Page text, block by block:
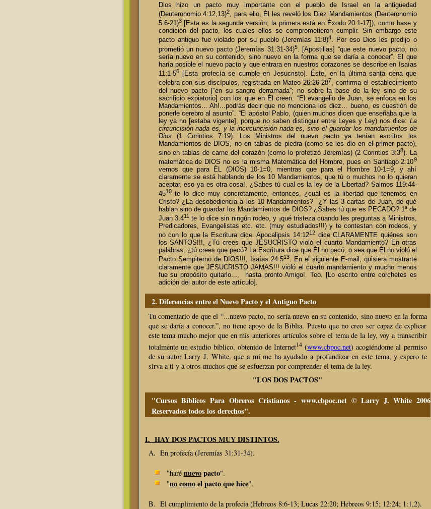
Dios hizo un pacto muy importante con el pueblo de Israel en la antigüedad
(Deuteronomio 4:12,13)2, para ello, Él les reveló los Diez Mandamientos (Deuteronomio
5:6-21)3[Esta es la segunda versión; la primera está en Éxodo 20:1-17]), como base y
condición del pacto, los cuales ellos se comprometieron cumplir. Sin embargo este
pacto antiguo fue violado por su pueblo (Jeremías 11:8)4. Por eso Dios les predijo o
prometió un nuevo pacto (Jeremías 31:31-34)5. [Apostillas] “que este nuevo pacto, no
sería nuevo en su contenido, sino nuevo en la forma que se daría a conocer”. El que
haría posible el nuevo pacto y que entrara en nuestros corazones se describe en Isaías
11:1-56[Esta profecía se cumple en Jesucristo]. Éste, en la última santa cena que
celebra con sus discípulos, registrada en Mateo 26:26-287, confirma el establecimiento
del nuevo pacto [“en su sangre derramada”; no sobre la base de la ley sino de su
sacrificio expiatorio] con los que en Él creen. “El evangelio de Juan, se enfoca en los
Mandamientos... Ah!...podrás decir que no menciona los diez... bueno, es cuestión de
ponerle cerebro al asunto”. “El apóstol Pablo, (quien muchos dicen que enseñaba que la
ley ya no [estaba vigente], porque no saben distinguir entre Leyes y Ley) nos dice: La
circuncisión nada es, y la incircuncisión nada es, sino el guardar los mandamientos de
Dios (1 Corintios 7:19). Los Ministros del nuevo pacto ya tenían escritos los
Mandamientos de DIOS, no en tablas de piedra (como se les dio en el primer pacto),
sino en tablas de carne del corazón (como lo profetizó Jeremías) (2 Corintios 3:38). La
matemática de DIOS no es la misma Matemática del Hombre, pues en Santiago 2:109
vemos que para ÉL (DIOS) 10-1=0, mientras que para el Hombre 10-1=9, y ahí
claramente se está hablando de los 10 Mandamientos, que tú o muchos no lo quieran
aceptar, eso ya es otra cosa!, ¿Sabes tú cual es la ley de la Libertad? Salmos 119:44-
4510te lo dice muy concretamente, entonces, ¿cuál es la libertad que tenemos en
Cristo? ¿La desobediencia a los 10 Mandamientos? ¿Y las 3 cartas de Juan, de qué
hablan sino de guardar los Mandamientos de DIOS? ¿Sabes tú que es PECADO? 1ª de
Juan 3:411te lo dice sin ningún rodeo, y ¡qué tristeza cuando les preguntas a Ministros,
Predicadores, Evangelistas etc. etc. (muy estudiados!!!) y te contestan con rodeos, y
no con lo que la Escritura dice. Apocalipsis 14:1212dice CLARAMENTE quiénes son
los SANTOS!!!, ¿Tú crees que JESUCRISTO violó el cuarto Mandamiento? En otras
palabras, ¿tú crees que pecó? La Escritura dice que Él no pecó, o sea que Él no violó el
Pacto Sempiterno de DIOS!!!, Isaías 24:513. En el siguiente E-mail, quisiera mostrarte
claramente que JESUCRISTO JAMAS!!! violó el cuarto mandamiento y mucho menos
fue su propósito quitarlo..., hasta pronto Amigo!. Teo. [Lo escrito entre corchetes es
adición del autor de este artículo].
2. Diferencias entre el Nuevo Pacto y el Antiguo Pacto
Tu comentario de que el “...nuevo pacto, no sería nuevo en su contenido, sino nuevo en la forma
que se daría a conocer.”, no tiene apoyo de la Biblia. Puesto que no creo ser capaz de explicar
este tema mucho mejor que en mis anteriores artículos sobre el tema de la ley, voy a transcribir
totalmente un estudio bíblico, obtenido de Internet14 (www.cbpoc.net) acogiéndome al permiso
de su autor Larry J. White, que a mí me ha ayudado a profundizar en este tema, y espero te
sirva a ti y a otros muchos que se esfuerzan por comprender el tema de la ley.
"LOS DOS PACTOS"
"Cursos Bíblicos Para Obreros Cristianos - www.cbpoc.net ©Larry J. White 2006
Reservados todos los derechos".
I. HAY DOS PACTOS MUY DISTINTOS.
A. En profecía (Jeremías 31:31-34).
"haré nuevopacto".
"no comoel pacto que hice".
B. El cumplimiento de la profecía (Hebreos 8:6-13; Lucas 22:20; Hebreos 9:15; 12:24; 1:1,2).